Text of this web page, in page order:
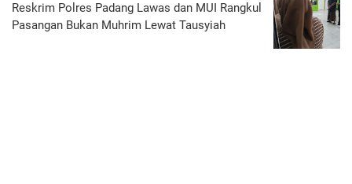
Reskrim Polres Padang Lawas dan MUI Rangkul
Pasangan Bukan Muhrim Lewat Tausyiah